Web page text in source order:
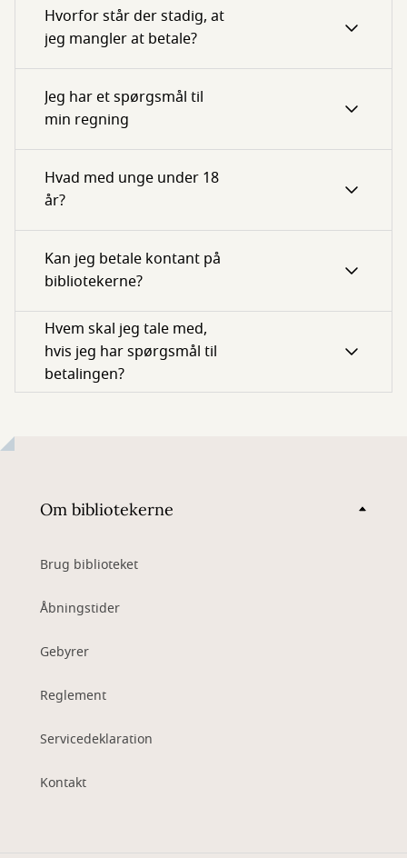
Hvorfor står der stadig, at
jeg mangler at betale?
Jeg har et spørgsmål til
min regning
Hvad med unge under 18
år?
Kan jeg betale kontant på
bibliotekerne?
Hvem skal jeg tale med,
hvis jeg har spørgsmål til
betalingen?
Om bibliotekerne
Brug biblioteket
Åbningstider
Gebyrer
Reglement
Servicedeklaration
Kontakt